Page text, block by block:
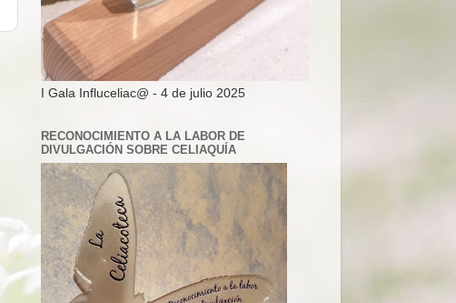
I Gala Influceliac@ - 4 de julio 2025
RECONOCIMIENTO A LA LABOR DE
DIVULGACIÓN SOBRE CELIAQUÍA